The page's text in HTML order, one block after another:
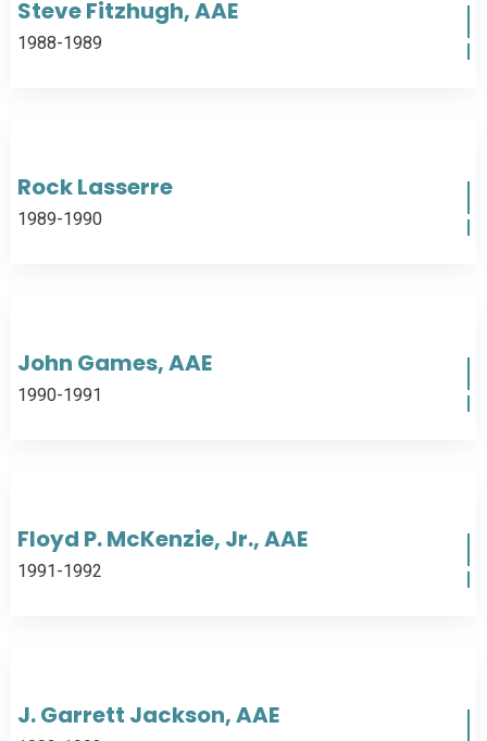
Steve Fitzhugh, AAE
1988-1989
Rock Lasserre
1989-1990
John Games, AAE
1990-1991
Floyd P. McKenzie, Jr., AAE
1991-1992
J. Garrett Jackson, AAE